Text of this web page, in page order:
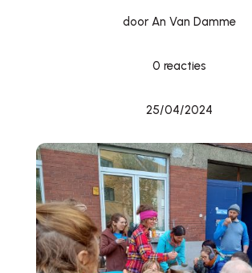
door An Van Damme
0 reacties
25/04/2024